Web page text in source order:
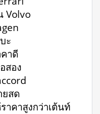
Volvo
ะ
าดี
สอง
ยสด
คาสูงกว่าเต้นท์